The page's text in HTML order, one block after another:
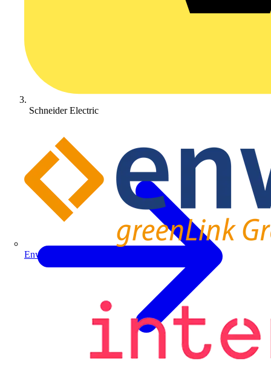
Enwitec
Schneider Electric